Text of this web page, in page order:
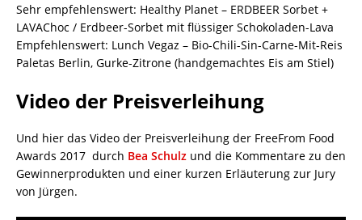
Sehr empfehlenswert: Healthy Planet – ERDBEER Sorbet +
LAVAChoc / Erdbeer-Sorbet mit flüssiger Schokoladen-Lava
Empfehlenswert: Lunch Vegaz – Bio-Chili-Sin-Carne-Mit-Reis
Paletas Berlin, Gurke-Zitrone (handgemachtes Eis am Stiel)
Video der Preisverleihung
Und hier das Video der Preisverleihung der FreeFrom Food
Awards 2017 durch Bea Schulz und die Kommentare zu den
Gewinnerprodukten und einer kurzen Erläuterung zur Jury
von Jürgen.